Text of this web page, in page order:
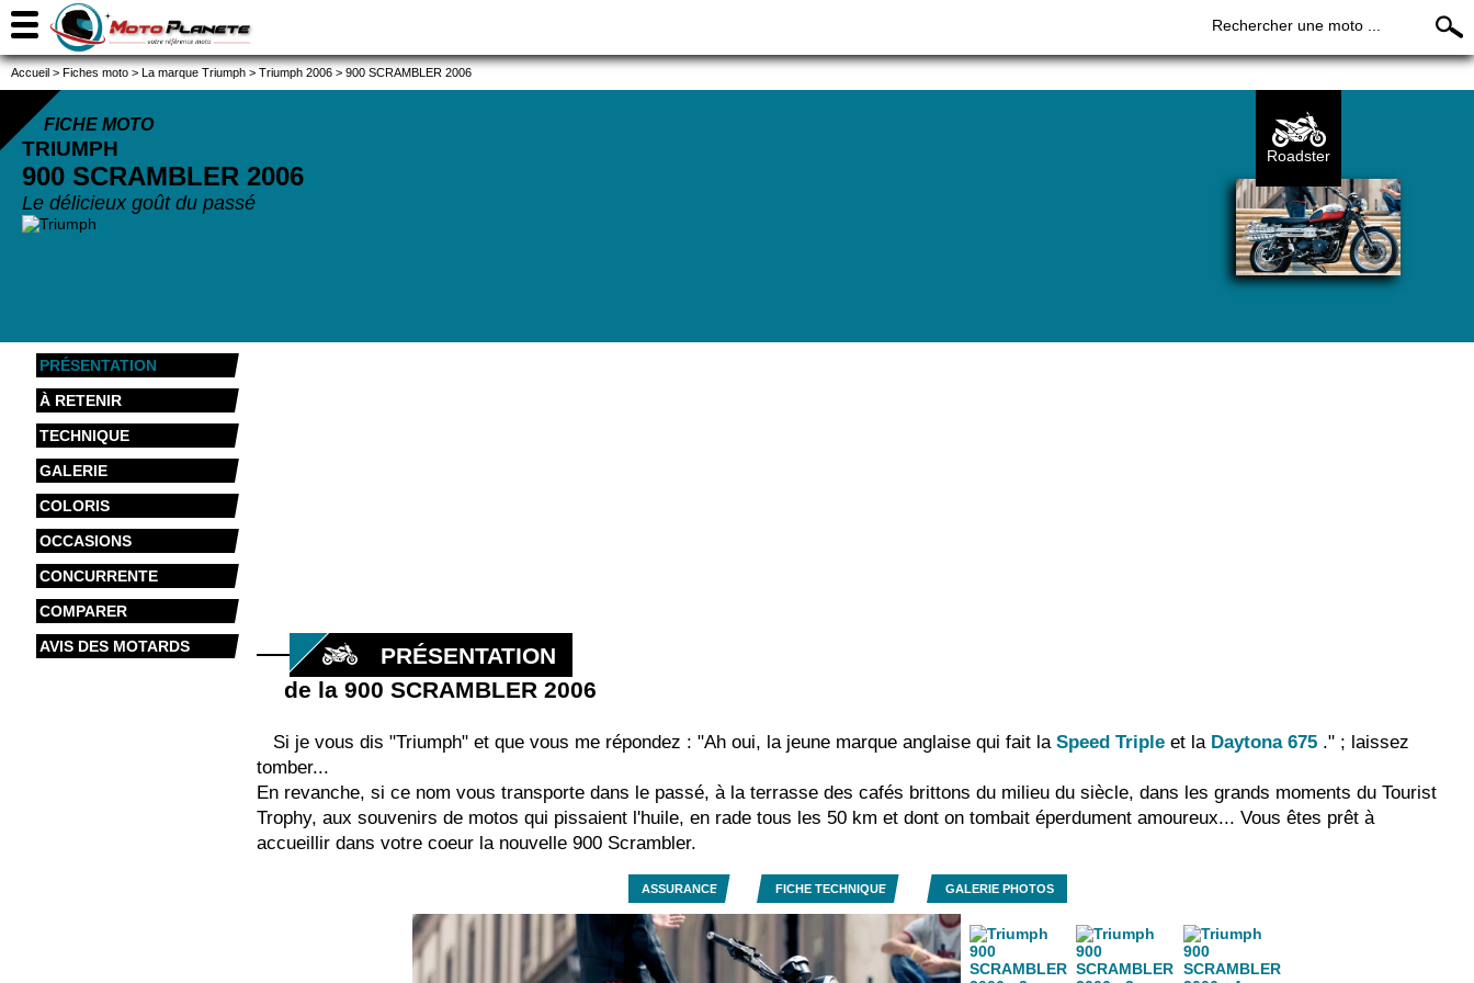
Rechercher une moto ...
Accueil > Fiches moto > La marque Triumph > Triumph 2006 > 900 SCRAMBLER 2006
FICHE MOTO
TRIUMPH
900 SCRAMBLER 2006
Le délicieux goût du passé
Roadster
PRÉSENTATION
À RETENIR
TECHNIQUE
GALERIE
COLORIS
OCCASIONS
CONCURRENTE
COMPARER
AVIS DES MOTARDS
PRÉSENTATION
de la 900 SCRAMBLER 2006
Si je vous dis "Triumph" et que vous me répondez : "Ah oui, la jeune marque anglaise qui fait laSpeed Triple et la Daytona 675 ." ; laissez
tomber...
En revanche, si ce nom vous transporte dans le passé, à la terrasse des cafés brittons du milieu du siècle, dans les grands moments du Tourist
Trophy, aux souvenirs de motos qui pissaient l'huile, en rade tous les 50 km et dont on tombait éperdument amoureux... Vous êtes prêt à
accueillir dans votre coeur la nouvelle 900 Scrambler.
ASSURANCE FICHE TECHNIQUE GALERIE PHOTOS